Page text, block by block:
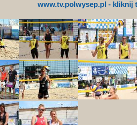
www.tv.polwysep.pl - kliknij